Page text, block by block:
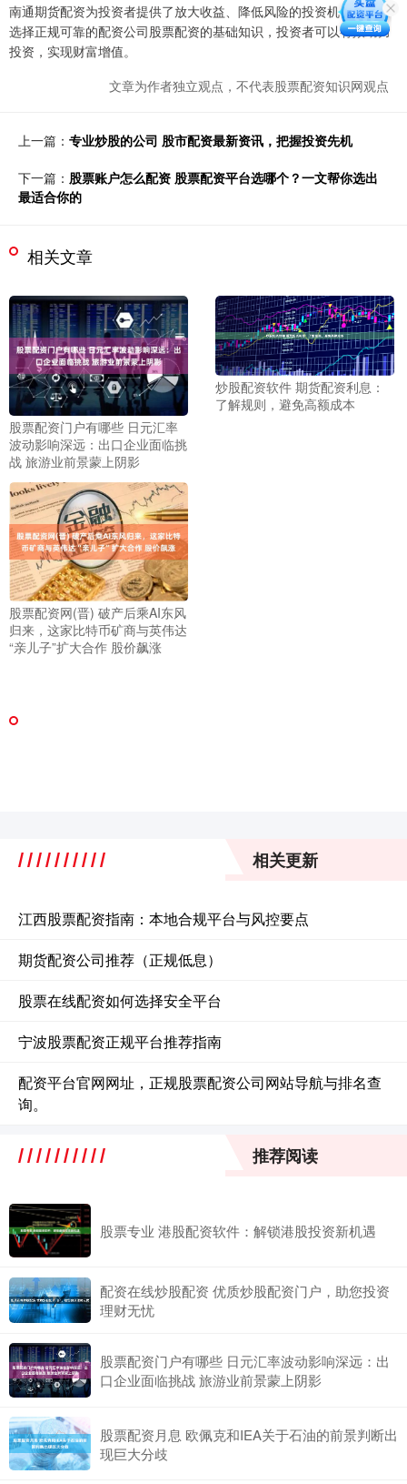
南通期货配资为投资者提供了放大收益、降低风险的投资机会。通过
选择正规可靠的配资公司股票配资的基础知识，投资者可以有效助力
投资，实现财富增值。
文章为作者独立观点，不代表股票配资知识网观点
上一篇： 专业炒股的公司 股市配资最新资讯，把握投资先机
下一篇： 股票账户怎么配资 股票配资平台选哪个？一文帮你选出
最适合你的
相关文章
股票配资门户有哪些 日元汇率
波动影响深远：出口企业面临挑
战 旅游业前景蒙上阴影
炒股配资软件 期货配资利息：
了解规则，避免高额成本
股票配资网(晋) 破产后乘AI东风
归来，这家比特币矿商与英伟达
“亲儿子”扩大合作 股价飙涨
相关更新
江西股票配资指南：本地合规平台与风控要点
期货配资公司推荐（正规低息）
股票在线配资如何选择安全平台
宁波股票配资正规平台推荐指南
配资平台官网网址，正规股票配资公司网站导航与排名查
询。
推荐阅读
股票专业 港股配资软件：解锁港股投资新机遇
配资在线炒股配资 优质炒股配资门户，助您投资
理财无忧
股票配资门户有哪些 日元汇率波动影响深远：出
口企业面临挑战 旅游业前景蒙上阴影
股票配资月息 欧佩克和IEA关于石油的前景判断出
现巨大分歧